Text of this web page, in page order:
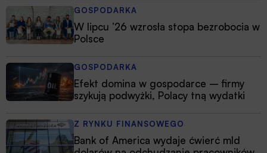
GOSPODARKA
W lipcu ’26 wzrosła stopa bezrobocia w
Polsce
GOSPODARKA
Efekt domina w gospodarce – firmy
szykują podwyżki, Polacy tną wydatki
Z RYNKU FINANSOWEGO
Bank of America wydaje ćwierć mld